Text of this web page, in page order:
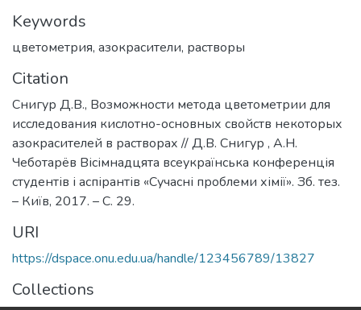
Keywords
цветометрия, азокрасители, растворы
Citation
Снигур Д.В., Возможности метода цветометрии для
исследования кислотно-основных свойств некоторых
азокрасителей в растворах // Д.В. Снигур , А.Н.
Чеботарёв Вісімнадцята всеукраїнська конференція
студентів і аспірантів «Сучасні проблеми хімії». Зб. тез.
– Київ, 2017. – С. 29.
URI
https://dspace.onu.edu.ua/handle/123456789/13827
Collections